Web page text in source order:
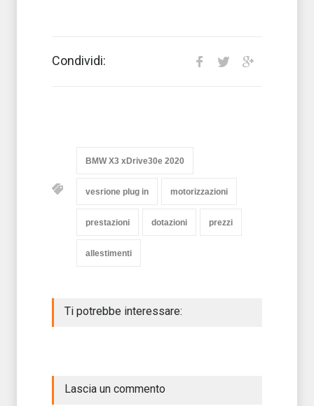
Condividi:
BMW X3 xDrive30e 2020
vesrione plug in motorizzazioni
prestazioni dotazioni prezzi
allestimenti
Ti potrebbe interessare:
Lascia un commento